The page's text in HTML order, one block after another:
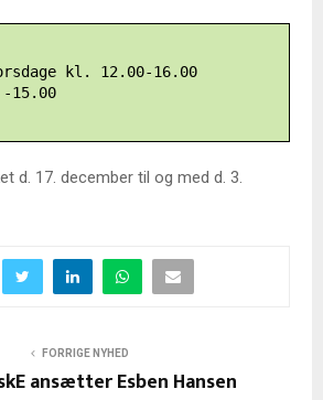
kl. 12.00-16.00
-15.00
d. 17. december til og med d. 3.
FORRIGE NYHED
ansætter Esben Hansen